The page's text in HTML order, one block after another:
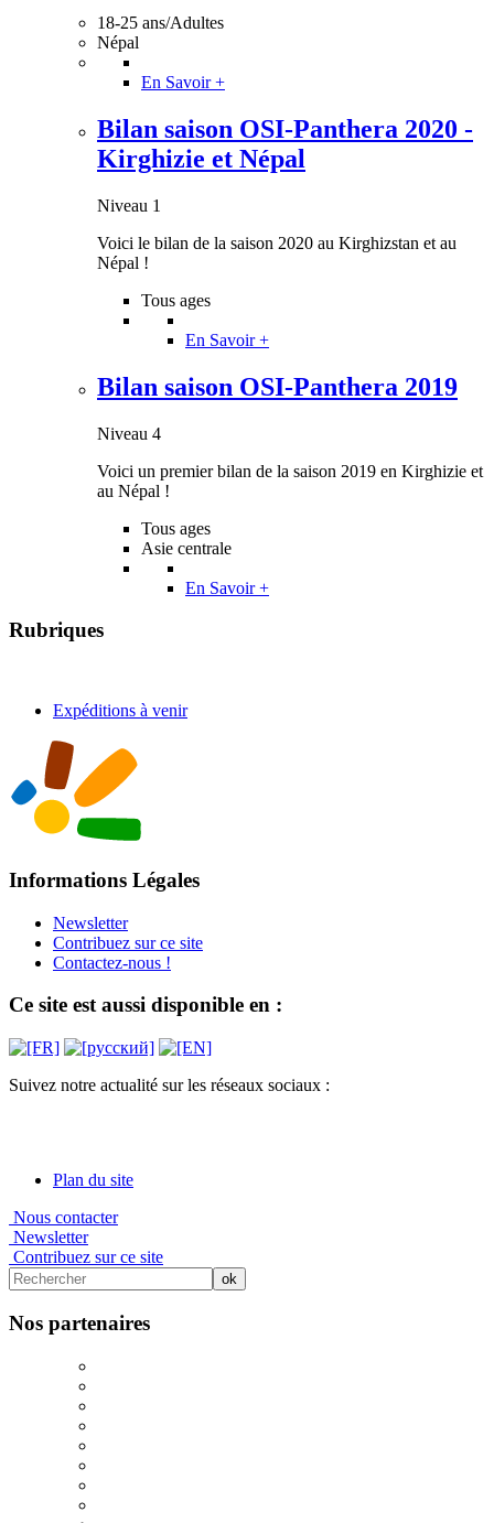
18-25 ans/Adultes
Népal
En Savoir +
Bilan saison OSI-Panthera 2020 -
Kirghizie et Népal
Niveau 1
Voici le bilan de la saison 2020 au Kirghizstan et au
Népal !
Tous ages
En Savoir +
Bilan saison OSI-Panthera 2019
Niveau 4
Voici un premier bilan de la saison 2019 en Kirghizie et
au Népal !
Tous ages
Asie centrale
En Savoir +
Rubriques
Expéditions à venir
Informations Légales
Newsletter
Contribuez sur ce site
Contactez-nous !
Ce site est aussi disponible en :
Suivez notre actualité sur les réseaux sociaux :
Plan du site
Nous contacter
Newsletter
Contribuez sur ce site
Nos partenaires